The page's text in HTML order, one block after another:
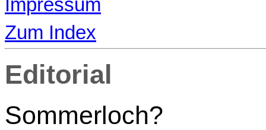
Impressum
Zum Index
Editorial
Sommerloch?